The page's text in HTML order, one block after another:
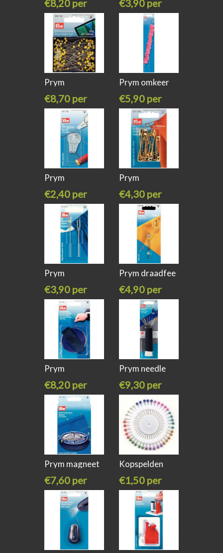
super
€8,20 per
stuk
€3,90 per
stuk
Prym
extra
€8,70 per
stuk
Prym omkeer
€5,90 per
stuk
Prym
€2,40 per
stuk
Prym
€4,30 per
stuk
Prym
€3,90 per
stuk
Prym draadfee
€4,90 per
stuk
Prym
€8,20 per
stuk
Prym needle
€9,30 per
stuk
Prym magneet
€7,60 per
stuk
Kopspelden
€1,50 per
stuk